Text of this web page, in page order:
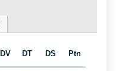
DV DT DS Ptn